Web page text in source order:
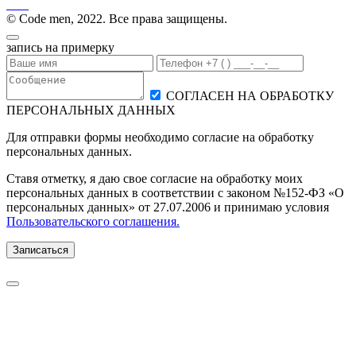
© Code men, 2022. Все права защищены.
запись на примерку
СОГЛАСЕН НА ОБРАБОТКУ
ПЕРСОНАЛЬНЫХ ДАННЫХ
Для отправки формы необходимо согласие на обработку
персональных данных.
Ставя отметку, я даю свое согласие на обработку моих
персональных данных в соответствии с законом №152-ФЗ «О
персональных данных» от 27.07.2006 и принимаю условия
Пользовательского соглашения.
Записаться